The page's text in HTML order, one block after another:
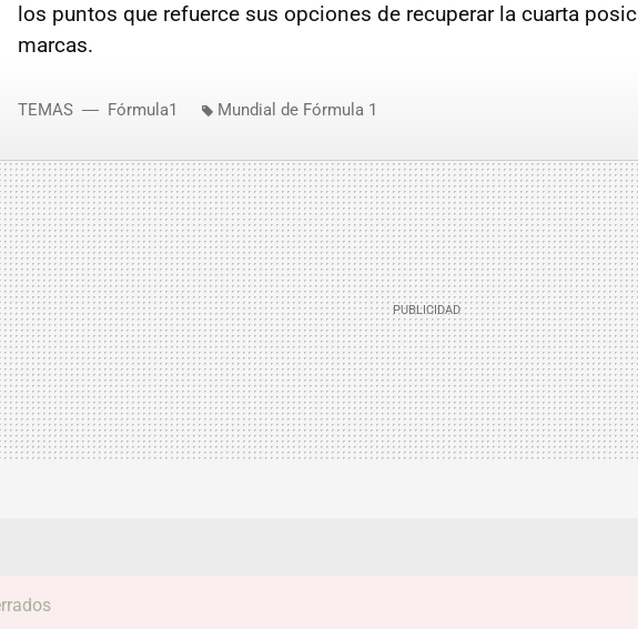
los puntos que refuerce sus opciones de recuperar la cuarta
marcas.
TEMAS Fórmula1 Mundial de Fórmula 1